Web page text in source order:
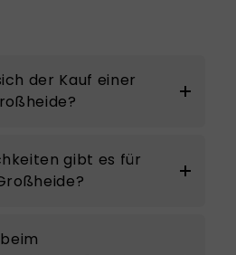
der Kauf einer
gibt es für